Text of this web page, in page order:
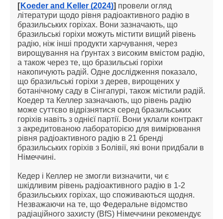
[Koeder and Keller (2024)] провели огляд
літератури щодо рівня радіоактивного радію в
бразильських горіхах. Вони зазначають, що
бразильські горіхи можуть містити вищий рівень
радію, ніж інші продукти харчування, через
вирощування на ґрунтах з високим вмістом радію,
а також через те, що бразильські горіхи
накопичують радій. Одне дослідження показало,
що бразильські горіхи з дерев, вирощених у
ботанічному саду в Сінгапурі, також містили радій.
Коедер та Келлер зазначають, що рівень радію
може суттєво відрізнятися серед бразильських
горіхів навіть з однієї партії. Вони уклали контракт
з акредитованою лабораторією для вимірювання
рівня радіоактивного радію в 21 бренді
бразильських горіхів з Болівії, які вони придбали в
Німеччині.
Кедер і Келлер не змогли визначити, чи є
шкідливим рівень радіоактивного радію в 1-2
бразильських горіхах, що споживаються щодня.
Незважаючи на те, що Федеральне відомство
радіаційного захисту (BfS) Німеччини рекомендує